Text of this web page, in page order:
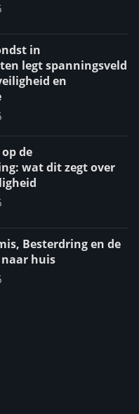
in
legt spanningsveld
en
de
wat dit zegt over
Besterdring en de
huis